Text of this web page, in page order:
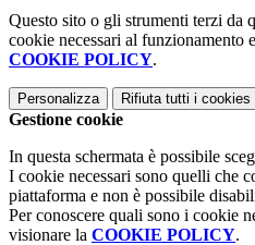
Questo sito o gli strumenti terzi da
cookie necessari al
COOKIE POLICY.
Personalizza Rifiuta tutti i cookies
Gestione cookie
In questa schermata è possibile
I cookie necessari sono quelli che
piattaforma e non è possibile
Per conoscere quali sono i cookie
visionare la COOKIE POLICY.